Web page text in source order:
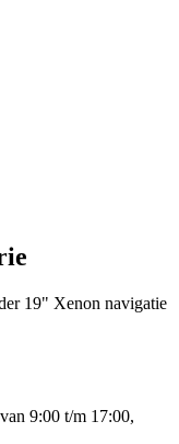
19" Xenon navigatie
9:00 t/m 17:00,